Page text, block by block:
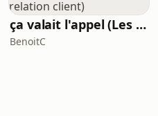
ça valait l'appel (Les meilleures histoires de la relation client)
BenoitC